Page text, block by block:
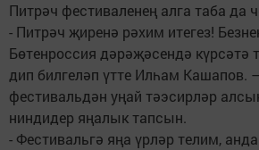
Питрәч фестиваленең алга таба да
- Питрәч җиренә рәхим итегез!
Бөтенроссия дәрәҗәсендә күрсәтә
дип билгеләп үтте Илһам Кашапов.
фестивальдән уңай тәэсирләр
ниндидер яңалык тапсын.
- Фестивальгә яңа үрләр телим,